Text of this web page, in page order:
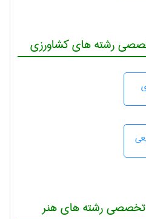
رشته های کشاورزی
رشته های هنر